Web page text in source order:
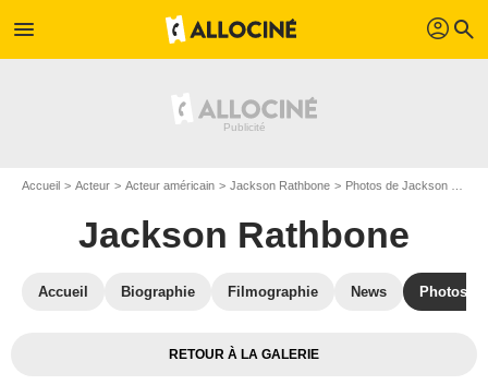
menu profil search
Accueil Acteur Acteur américain Jackson Rathbone Photos de Jackson Rathbone
Jackson Rathbone
Accueil Biographie Filmographie News Photos
RETOUR À LA GALERIE